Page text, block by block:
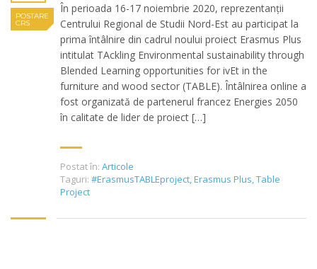
POSTARE
CRS
În perioada 16-17 noiembrie 2020, reprezentanții
Centrului Regional de Studii Nord-Est au participat la
prima întâlnire din cadrul noului proiect Erasmus Plus
intitulat TAckling Environmental sustainability through
Blended Learning opportunities for ivEt in the
furniture and wood sector (TABLE). Întâlnirea online a
fost organizată de partenerul francez Energies 2050
în calitate de lider de proiect […]
Postat în: Articole
Taguri: #ErasmusTABLEproject,Erasmus Plus,Table
Project